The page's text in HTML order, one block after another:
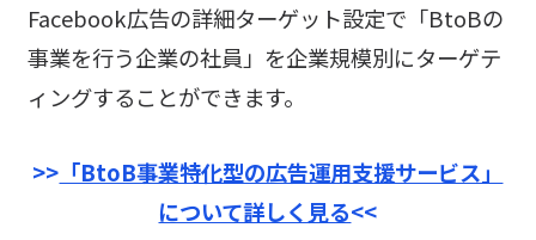
Facebook広告の詳細ターゲット設定で「BtoBの
事業を行う企業の社員」を企業規模別にターゲテ
ィングすることができます。
>> 「BtoB事業特化型の広告運用支援サービス」
について詳しく見る<<